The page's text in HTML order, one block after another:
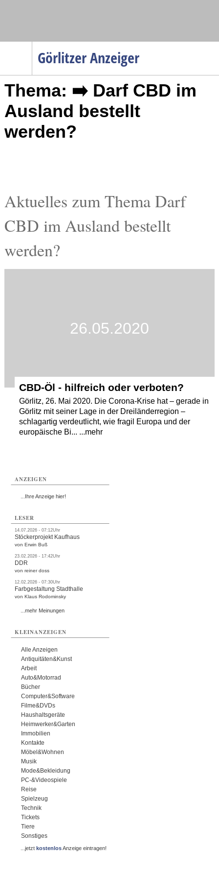
Görlitzer Anzeiger
Menüpunkte
Startseite
Gesellschaft
Wirtschaft
Kultur
Termine
Kostenlos
Thema: ➡️ Darf CBD im
Ausland bestellt
werden?
Aktuelles zum Thema Darf
CBD im Ausland bestellt
werden?
26.05.2020
CBD-Öl - hilfreich oder verboten?
Görlitz, 26. Mai 2020. Die Corona-Krise hat – gerade in
Görlitz mit seiner Lage in der Dreiländerregion –
schlagartig verdeutlicht, wie fragil Europa und der
europäische Bi... ...mehr
ANZEIGEN
...Ihre Anzeige hier!
LESER
14.07.2026 - 07:12Uhr
Stöckerprojekt Kaufhaus
von Erwin Buß
23.02.2026 - 17:42Uhr
DDR
von reiner doss
12.02.2026 - 07:30Uhr
Farbgestaltung Stadthalle
von Klaus Rodominsky
...mehr Meinungen
KLEINANZEIGEN
Alle Anzeigen
Antiquitäten&Kunst
Arbeit
Auto&Motorrad
Bücher
Computer&Software
Filme&DVDs
Haushaltsgeräte
Heimwerker&Garten
Immobilien
Kontakte
Möbel&Wohnen
Musik
Mode&Bekleidung
PC-&Videospiele
Reise
Spielzeug
Technik
Tickets
Tiere
Sonstiges
...jetztkostenlosAnzeige eintragen!